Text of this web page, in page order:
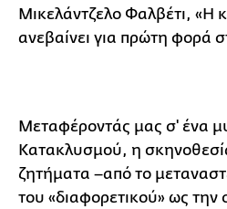
Μικελάντζελο Φαλβέτι, «Η
ανεβαίνει για πρώτη φορά
Μεταφέροντάς μας σ' ένα
Κατακλυσμού, η σκηνοθεσία
ζητήματα –από το
του «διαφορετικού» ως την